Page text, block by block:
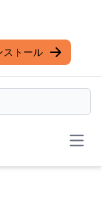
ストール